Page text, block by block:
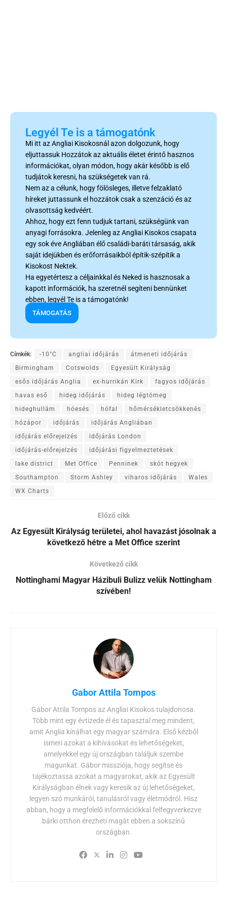
Legyél Te is a támogatónk
Mi itt az Angliai Kisokosnál azon dolgozunk, hogy
eljuttassuk Hozzátok az aktuális életet érintő hasznos
információkat, olyan módon, hogy akár később is elő
tudjátok keresni, ha szükségetek van rá.
Nem az a célunk, hogy fölösleges, illetve felzaklató
híreket juttassunk el hozzátok csak a szenzáció és az
olvasottság kedvéért.
Ahhoz, hogy ezt fenn tudjuk tartani, szükségünk van
anyagi forrásokra. Jelenleg az Angliai Kisokos csapata
egy sok éve Angliában élő családi-baráti társaság, akik
saját idejükben és erőforrásaikból építik-szépítik a
Kisokost Nektek.
Ha egyetértesz a céljainkkal és Neked is hasznosak a
kapott információk, ha szeretnél segíteni bennünket
ebben, legyél Te is a támogatónk!
TÁMOGATÁS
Címkék: -10°C angliai időjárás
átmeneti időjárás
Birmingham
Cotswolds
Egyesült Királyság
esős időjárás Anglia
ex-hurrikán Kirk
fagyos időjárás
havas eső
hideg időjárás
hideg légtömeg
hideghullám
hóesés hófal
hőmérsékletcsökkenés
hózápor
időjárás
időjárás Angliában
időjárás előrejelzés
időjárás London
időjárás-előrejelzés
időjárási figyelmeztetések
lake district
Met Office Penninek
skót hegyek
Southampton
Storm Ashley viharos időjárás
Wales
WX Charts
Előző cikk
Az Egyesült Királyság területei, ahol havazást jósolnak a
következő hétre a Met Office szerint
Következő cikk
Nottinghami Magyar Házibuli Bulizz velük Nottingham
szívében!
Gabor Attila Tompos
Gábor Attila Tompos az Angliai Kisokos tulajdonosa.
Több mint egy évtizede él és tapasztal meg mindent,
amit Anglia kínálhat egy magyar számára. Első kézből
ismeri azokat a kihívásokat és lehetőségeket,
amelyekkel egy új országban találjuk szembe
magunkat. Gábor missziója, hogy segítse és
tájékoztassa azokat a magyarokat, akik az Egyesült
Királyságban élnek vagy keresik az új lehetőségeket,
legyen szó munkáról, tanulásról vagy életmódról. Hisz
abban, hogy a megfelelő információkkal felfegyverkezve
bárki otthon érezheti magát ebben a sokszínű
országban.